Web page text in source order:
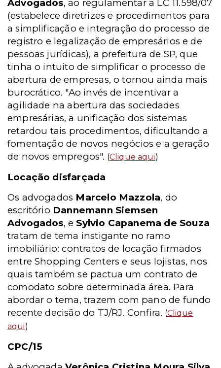
Advogados, ao regulamentar a LC 11.598/07
(estabelece diretrizes e procedimentos para
a simplificação e integração do processo de
registro e legalização de empresários e de
pessoas jurídicas), a prefeitura de SP, que
tinha o intuito de simplificar o processo de
abertura de empresas, o tornou ainda mais
burocrático. "Ao invés de incentivar a
agilidade na abertura das sociedades
empresárias, a unificação dos sistemas
retardou tais procedimentos, dificultando a
fomentação de novos negócios e a geração
de novos empregos". (Clique aqui)
Locação disfarçada
Os advogados Marcelo Mazzola, do
escritório Dannemann Siemsen
Advogados, eSylvio Capanema de Souza
tratam de tema instigante no ramo
imobiliário: contratos de locação firmados
entre Shopping Centers e seus lojistas, nos
quais também se pactua um contrato de
comodato sobre determinada área. Para
abordar o tema, trazem com pano de fundo
recente decisão do TJ/RJ. Confira. (Clique
aqui)
CPC/15